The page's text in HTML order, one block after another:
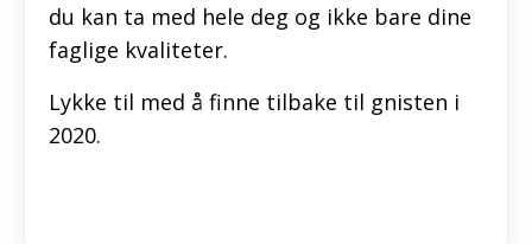
du kan ta med hele deg og ikke bare dine
faglige kvaliteter.
Lykke til med å finne tilbake til gnisten i
2020.